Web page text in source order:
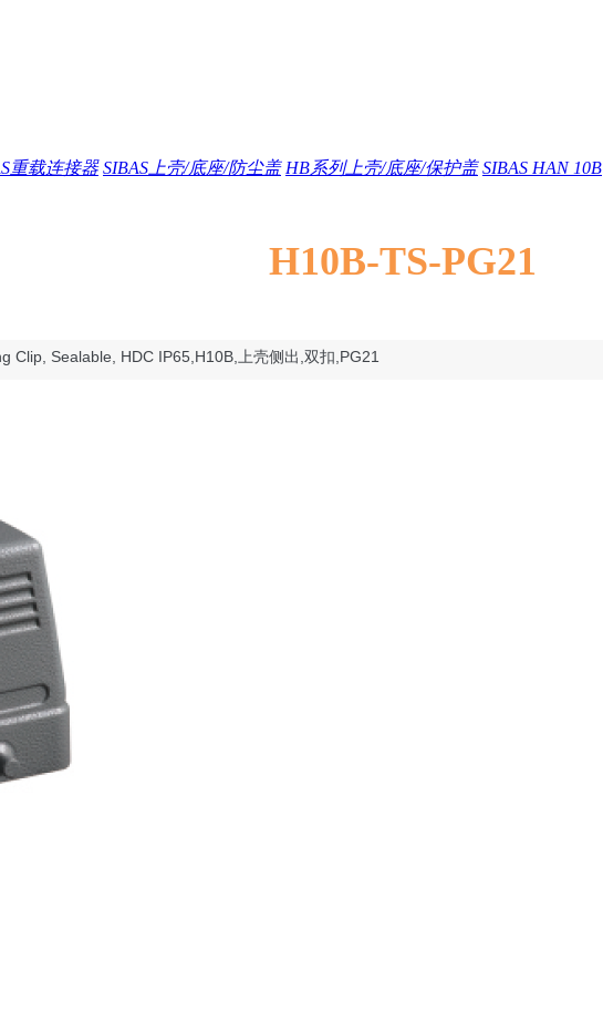
重载连接器 SIBAS上壳/底座/防尘盖 HB系列上壳/底座/保护盖 SIBAS HAN 10B
H10B-TS-PG21
Clip, Sealable, HDC IP65, H10B,上壳侧出,双扣,PG21